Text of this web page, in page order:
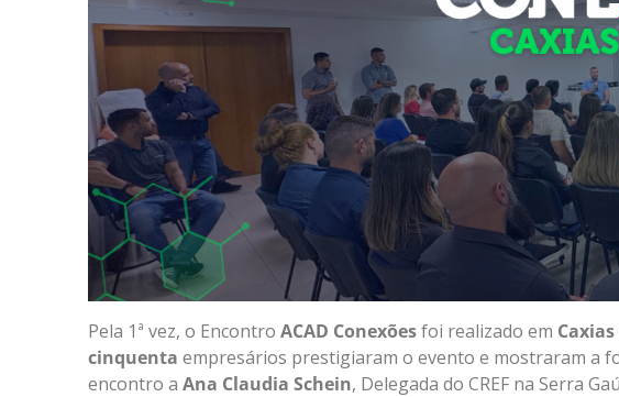
Pela 1ª vez, o Encontro ACAD Conexõesfoi realizado em
cinquenta empresários prestigiaram o evento e mostraram a
encontro a Ana Claudia Schein, Delegada do CREF na Serra